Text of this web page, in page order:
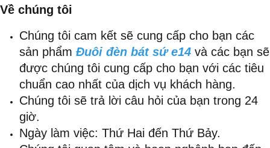
Về chúng tôi
Chúng tôi cam kết sẽ cung cấp cho bạn các
sản phẩm Đuôi đèn bát sứ e14 và các bạn sẽ
được chúng tôi cung cấp cho bạn với các tiêu
chuẩn cao nhất của dịch vụ khách hàng.
Chúng tôi sẽ trả lời câu hỏi của bạn trong 24
giờ.
Ngày làm việc: Thứ Hai đến Thứ Bảy.